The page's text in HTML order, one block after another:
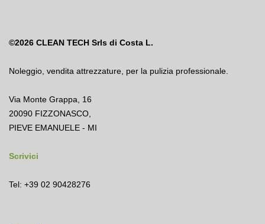
©2026 CLEAN TECH Srls di Costa L.
Noleggio, vendita attrezzature, per la pulizia professionale.
Via Monte Grappa, 16
20090 FIZZONASCO,
PIEVE EMANUELE - MI
Scrivici
Tel: +39 02 90428276